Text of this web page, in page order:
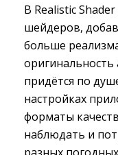
В Realistic
шейдеров,
больше
придётся по
настройках
форматы
наблюдать и